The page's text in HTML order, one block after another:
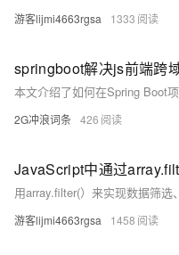
游客lijmi4663rgsa 1333
2G冲浪词条 426
游客lijmi4663rgsa 1458